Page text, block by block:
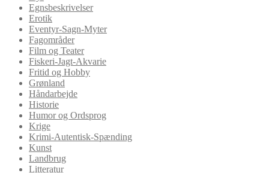
Egnsbeskrivelser
Erotik
Eventyr-Sagn-Myter
Fagområder
Film og Teater
Fiskeri-Jagt-Akvarie
Fritid og Hobby
Grønland
Håndarbejde
Historie
Humor og Ordsprog
Krige
Krimi-Autentisk-Spænding
Kunst
Landbrug
Litteratur